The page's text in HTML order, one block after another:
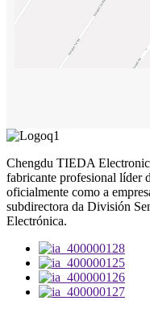
Chengdu TIEDA
fabricante profesional líder
oficialmente como a
subdirectora da División
Electrónica.